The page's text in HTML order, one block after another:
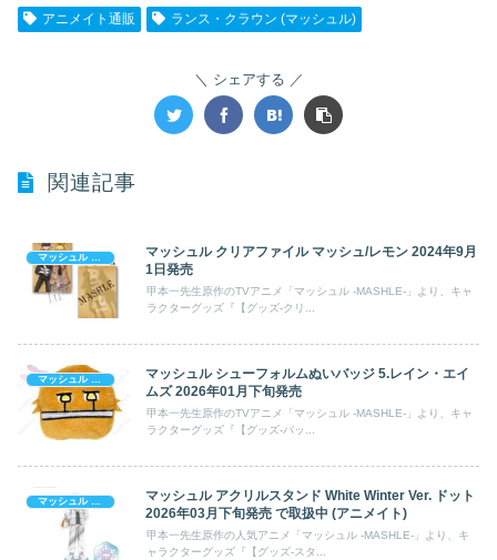
アニメイト通販 ランス・クラウン (マッシュル)
シェアする
関連記事
マッシュル -MASHLE-
マッシュル クリアファイル マッシュ/レモン 2024年9月
1日発売
甲本一先生原作のTVアニメ「マッシュル -MASHLE-」より、キャ
ラクターグッズ『【グッズ-クリ...
マッシュル -MASHLE-
マッシュル シューフォルムぬいバッジ 5.レイン・エイ
ムズ 2026年01月下旬発売
甲本一先生原作のTVアニメ「マッシュル -MASHLE-」より、キャ
ラクターグッズ『【グッズ-バッ...
マッシュル アクリルスタンド White Winter Ver. ドット
2026年03月下旬発売 で取扱中 (アニメイト)
甲本一先生原作の人気アニメ「マッシュル -MASHLE-」より、キ
ャラクターグッズ『【グッズ-スタ...